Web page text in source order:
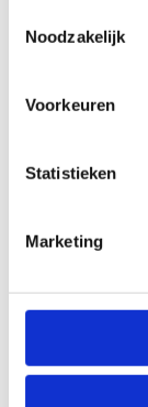
Noodzakelijk
Voorkeuren
Statistieken
Marketing
Product